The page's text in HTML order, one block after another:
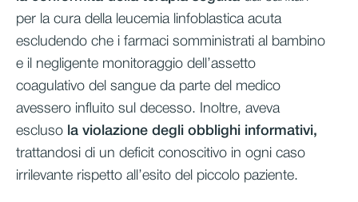
per la cura della leucemia linfoblastica acuta
escludendo che i farmaci somministrati al bambino
e il negligente monitoraggio dell’assetto
coagulativo del sangue da parte del medico
avessero influito sul decesso. Inoltre, aveva
escluso la violazione degli obblighi informativi,
trattandosi di un deficit conoscitivo in ogni caso
irrilevante rispetto all’esito del piccolo paziente.